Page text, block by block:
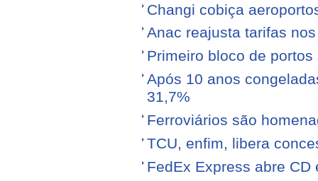
Changi cobiça
Anac reajusta tarifas
Primeiro bloco de
Após 10 anos
31,7%
Ferroviários são
TCU, enfim, libera
FedEx Express abre CD